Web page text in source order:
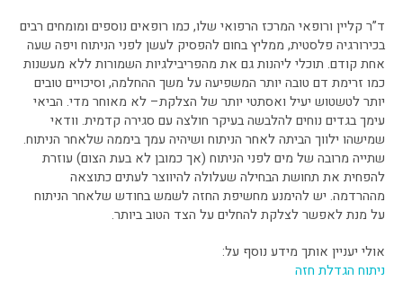
ד”ר קליין ורופאי המרכז הרפואי שלו, כמו רופאים נוספים ומומחים רבים
בכירורגיה פלסטית, ממליץ בחום להפסיק לעשן לפני הניתוח ויפה שעה
אחת קודם. תוכלי ליהנות גם את מהפריבילגיות השמורות ללא מעשנות
כמו זרימת דם טובה יותר המשפיעה על משך ההחלמה, וסיכויים טובים
יותר לטשטוש יעיל ואסתטי יותר של הצלקת– לא מאוחר מדי. הביאי
עימך בגדים נוחים להלבשה בעיקר חולצה עם סגירה קדמית. וודאי
שמישהו ילווך הביתה לאחר הניתוח ושיהיה עמך ביממה שלאחר הניתוח.
שתייה מרובה של מים לפני הניתוח (אך כמובן לא בעת הצום) עוזרת
להפחית את תחושת הבחילה שעלולה להיווצר לעתים כתוצאה
מההרדמה. יש להימנע מחשיפת החזה לשמש בחודש שלאחר הניתוח
על מנת לאפשר לצלקת להחלים על הצד הטוב ביותר.
אולי יעניין אותך מידע נוסף על:
ניתוח הגדלת חזה